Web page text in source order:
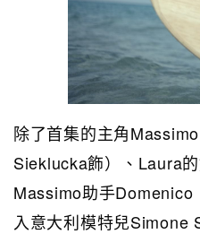
除了首集的主角
Sieklucka飾）、Laura
Massimo助手
入意大利模特兒Simone